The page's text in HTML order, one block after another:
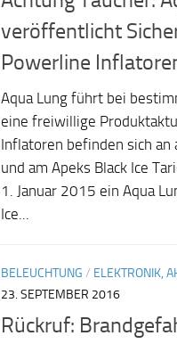
veröffentlicht
Powerline
Aqua Lung führt bei
eine freiwillige
Inflatoren befinden sich an
und am Apeks Black Ice
1. Januar 2015 ein Aqua
Ice...
BELEUCHTUNG / ELEKTRONIK,
23. SEPTEMBER 2016
Rückruf: